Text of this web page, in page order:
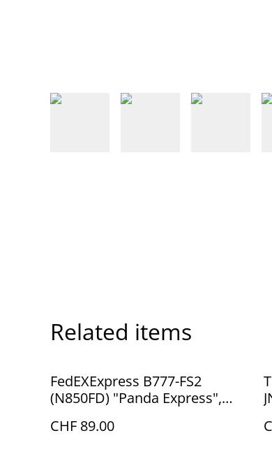
Related items
FedEXExpress B777-FS2
(N850FD) "Panda Express",
CHF 89.00